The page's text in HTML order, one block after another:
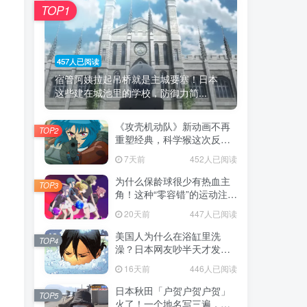
457人已阅读
宿管阿姨拉起吊桥就是主城要塞！日本
这些建在城池里的学校，防御力简...
TOP1
《攻壳机动队》新动画不再
重塑经典，科学猴这次反而
7天前 452人已阅读
TOP2
为什么保龄球很少有热血主
角！这种“零容错”的运动注定
们的生活！
20天前 447人已阅读
TOP3
美国人为什么在浴缸里洗
澡？日本网友吵半天才发
藏在浴室地板里！
16天前 446人已阅读
TOP4
日本秋田「户贺户贺户贺」
火了！一个地名写三遍，竟
TOP5